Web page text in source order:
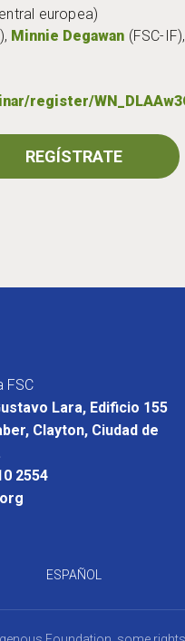
europea)
Minnie Degawan (FSC-IF),
register/
REGÍSTRATE
FSC
Lara, Edificio 155
Clayton, Ciudad de
2554
ESPAÑOL